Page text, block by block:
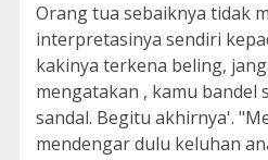
Orang tua sebaiknya tidak
interpretasinya sendiri
kakinya terkena beling,
mengatakan , kamu bandel
sandal. Begitu akhirnya'.
mendengar dulu keluhan